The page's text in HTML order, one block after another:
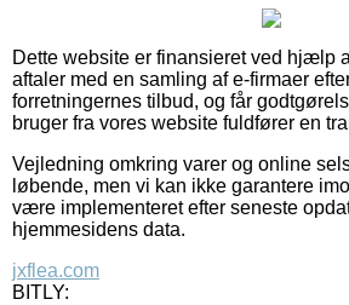
Dette website er finansieret ved hjælp
aftaler med en samling af e-firmaer
forretningernes tilbud, og får
bruger fra vores website fuldfører en
Vejledning omkring varer og online
løbende, men vi kan ikke garantere
være implementeret efter seneste
hjemmesidens data.
jxflea.com
BITLY: